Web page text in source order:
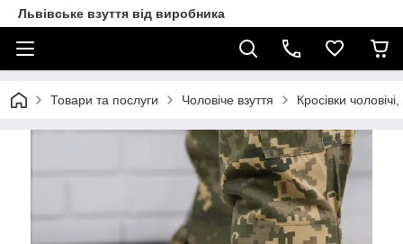
Львівське взуття від виробника
Товари та послуги Чоловіче взуття Кросівки